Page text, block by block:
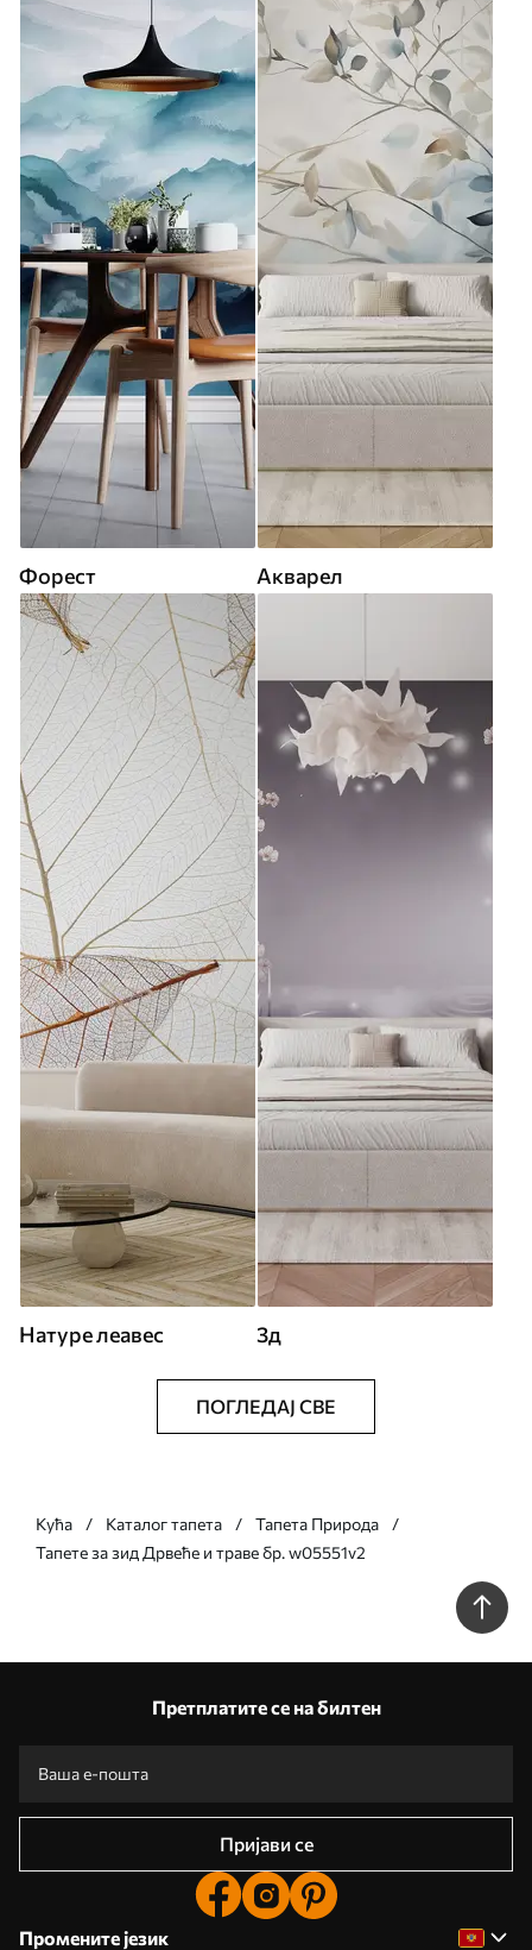
Форест Акварел
Натуре леавес 3д
ПОГЛЕДАЈ СВЕ
Кућа Каталог тапета
Тапета Природа
Тапете за зид Дрвеће и траве бр. w05551v2
Претплатите се на билтен
Пријави се
Промените језик